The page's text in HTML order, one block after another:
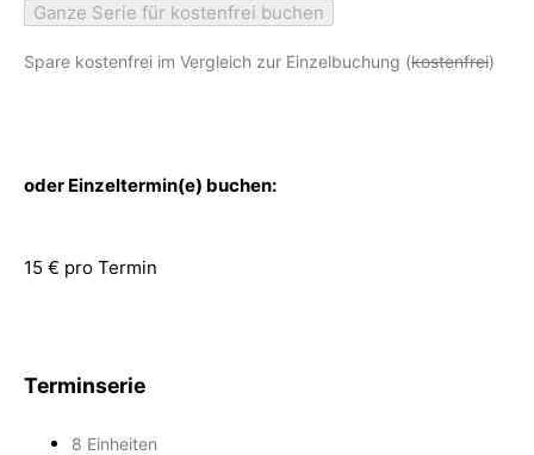
Ganze Serie für kostenfrei buchen
Spare kostenfrei im Vergleich zur Einzelbuchung (kostenfrei)
oder Einzeltermin(e) buchen:
15 € pro Termin
Terminserie
8 Einheiten